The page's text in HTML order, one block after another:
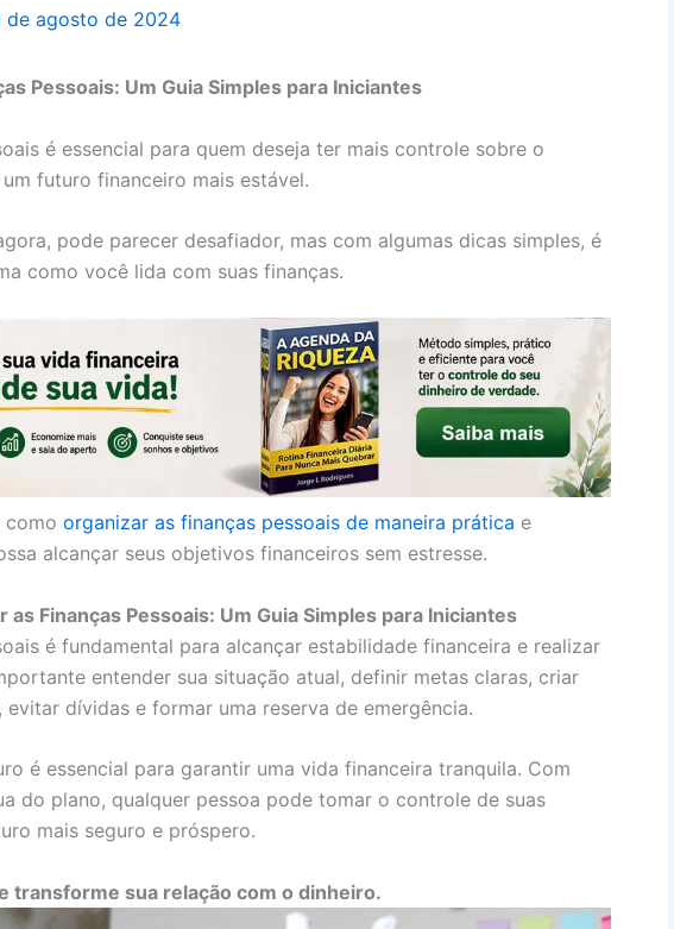
de agosto de 2024
Pessoais: Um Guia Simples para Iniciantes
é essencial para quem deseja ter mais controle sobre o
futuro financeiro mais estável.
pode parecer desafiador, mas com algumas dicas simples, é
como você lida com suas finanças.
como organizar as finanças pessoais de maneira prática e
alcançar seus objetivos financeiros sem estresse.
as Finanças Pessoais: Um Guia Simples para Iniciantes
é fundamental para alcançar estabilidade financeira e realizar
entender sua situação atual, definir metas claras, criar
dívidas e formar uma reserva de emergência.
é essencial para garantir uma vida financeira tranquila. Com
do plano, qualquer pessoa pode tomar o controle de suas
mais seguro e próspero.
transforme sua relação com o dinheiro.